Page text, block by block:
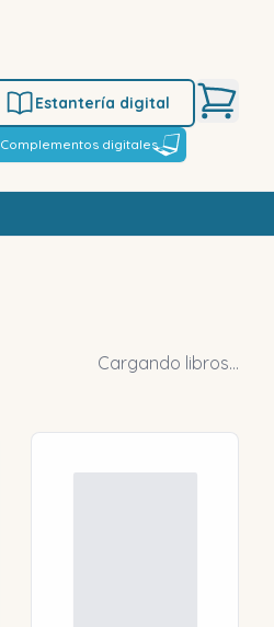
Estantería digital
Complementos digitales
Cargando libros...